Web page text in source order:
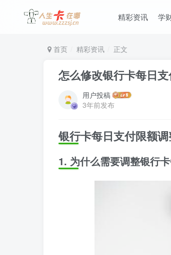
精彩资讯 学
首页 精彩资讯 正文
怎么修改银行卡每日
用户投稿
3年前发布
银行卡每日支付限额
1. 为什么需要调整银行